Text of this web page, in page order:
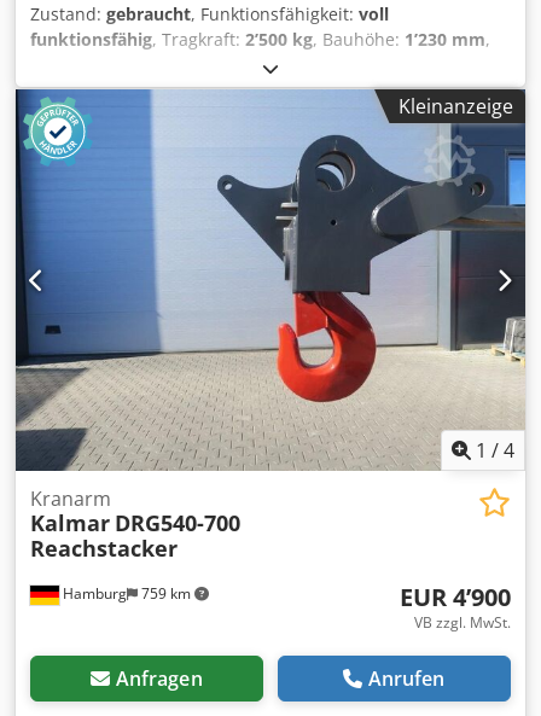
Zustand: gebraucht, Funktionsfähigkeit: voll
funktionsfähig, Tragkraft: 2’500 kg, Bauhöhe: 1’230 mm,
, Gesamtlänge:
ISO Klasse: ISO Klasse 3 = 2.500 - 4.999 kg Zustand:
Einsatzbereit und voll funktionsfähig Zustand Technisch:
gut Dcjdpfju Dzwdsx Aliok Beschreibung: Länge: 1600 mm
Drehbar +/- 90 Gabelträger ISO Klasse: 2 / 3
Kleinanzeige
1 /4
Hamburg 759 km
Kranarm
Kalmar DRG540-700
Reachstacker
EUR 4’900
VB zzgl. MwSt.
Anfragen Anrufen